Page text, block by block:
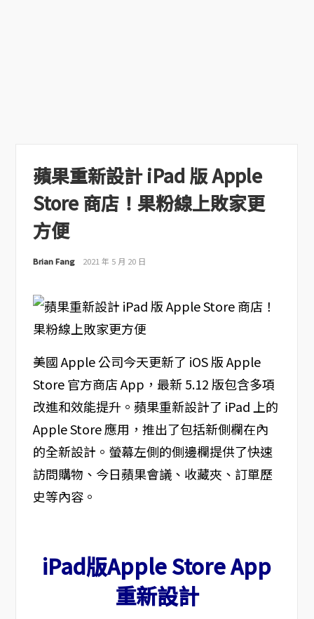
蘋果重新設計 iPad 版 Apple
Store 商店！果粉線上敗家更
方便
Brian Fang 2021 年 5 月 20 日
美國 Apple 公司今天更新了 iOS 版 Apple
Store 官方商店 App，最新 5.12 版包含多項
改進和效能提升。蘋果重新設計了 iPad 上的
Apple Store 應用，推出了包括新側欄在內
的全新設計。螢幕左側的側邊欄提供了快速
訪問購物、今日蘋果會議、收藏夾、訂單歷
史等內容。
iPad版Apple Store App
重新設計